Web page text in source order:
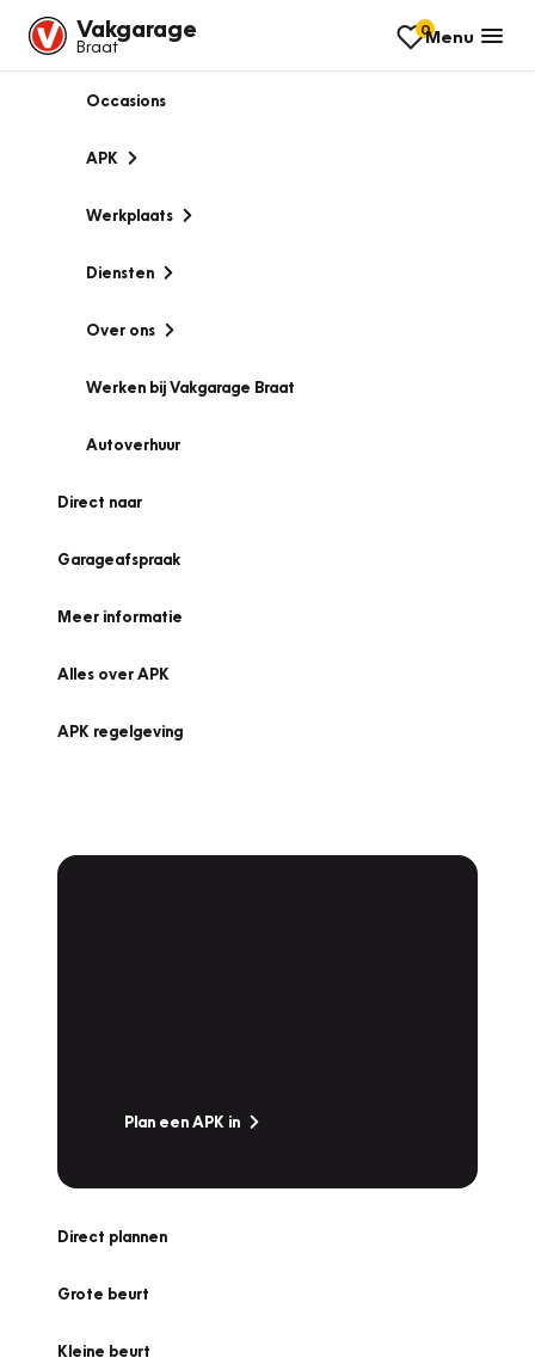
Vakgarage
Braat
0Menu
Occasions
APK
Werkplaats
Diensten
Over ons
Werken bij Vakgarage Braat
Autoverhuur
Direct naar
Garageafspraak
Meer informatie
Alles over APK
APK regelgeving
Plan een APK in
Direct plannen
Grote beurt
Kleine beurt